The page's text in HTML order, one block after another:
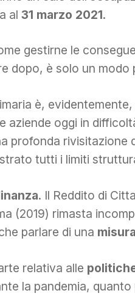
al 31 marzo 2021.
gestirne le
dopo, è solo un modo
è,
aziende oggi in
profonda rivisitazione
tutti i limiti
. Il Reddito di
(2019) rimasta
parlare di una
relativa alle
la pandemia,